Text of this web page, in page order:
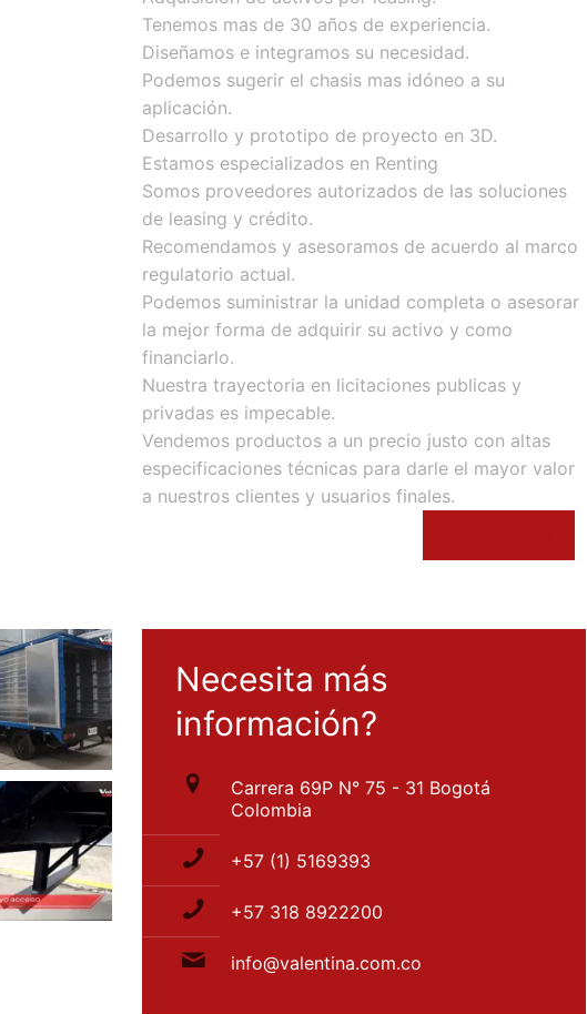
Tenemos mas de 30 años de experiencia.
Diseñamos e integramos su necesidad.
Podemos sugerir el chasis mas idóneo a su
aplicación.
Desarrollo y prototipo de proyecto en 3D.
Estamos especializados en Renting
Somos proveedores autorizados de las soluciones
de leasing y crédito.
Recomendamos y asesoramos de acuerdo al marco
regulatorio actual.
Podemos suministrar la unidad completa o asesorar
la mejor forma de adquirir su activo y como
financiarlo.
Nuestra trayectoria en licitaciones publicas y
privadas es impecable.
Vendemos productos a un precio justo con altas
especificaciones técnicas para darle el mayor valor
a nuestros clientes y usuarios finales.
Necesita más
información?
Carrera 69P N° 75 - 31 Bogotá
Colombia
+57 (1) 5169393
+57 318 8922200
info@valentina.com.co